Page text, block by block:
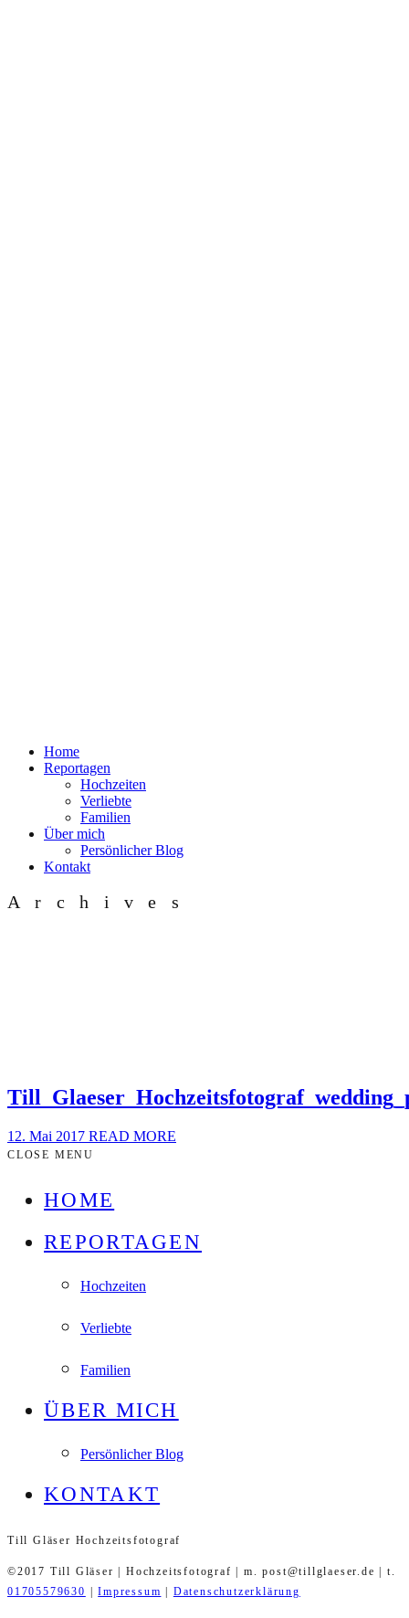
Home
Reportagen
Hochzeiten
Verliebte
Familien
Über mich
Persönlicher Blog
Kontakt
Archives
12. Mai 2017 READ MORE
CLOSE MENU
HOME
REPORTAGEN
Hochzeiten
Verliebte
Familien
ÜBER MICH
Persönlicher Blog
KONTAKT
Till Gläser Hochzeitsfotograf
©2017 Till Gläser | Hochzeitsfotograf | m. post@tillglaeser.de | t.
01705579630
|Impressum Datenschutzerklärung